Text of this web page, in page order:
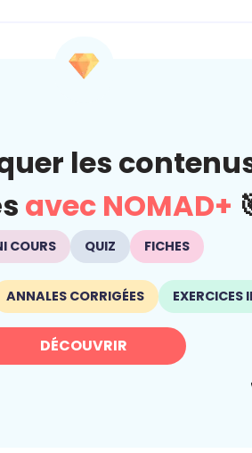
les
avec NOMAD+
COURS QUIZ FICHES
ANNALES CORRIGÉES EXERCICES
DÉCOUVRIR